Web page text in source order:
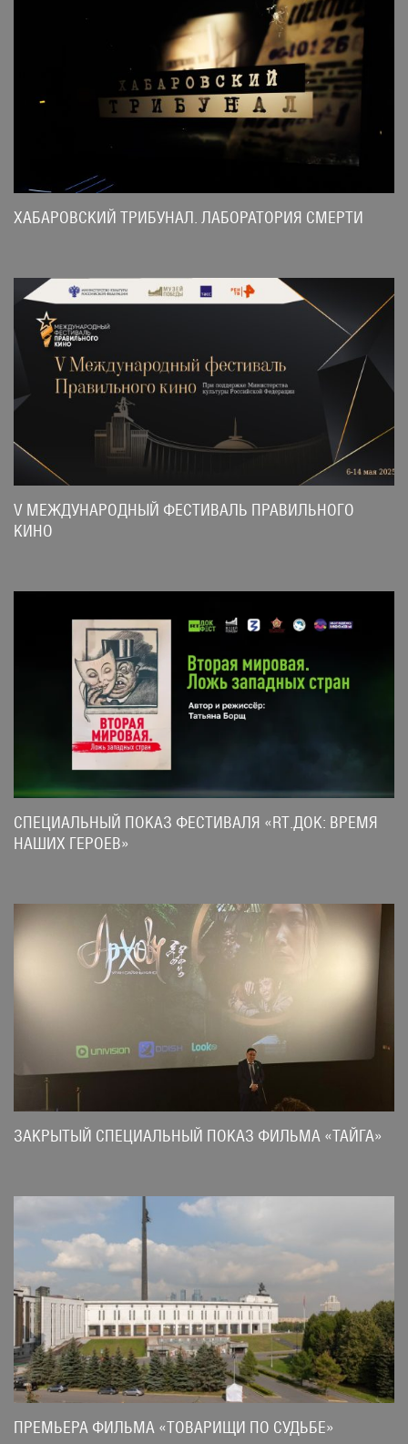
ХАБАРОВСКИЙ ТРИБУНАЛ. ЛАБОРАТОРИЯ СМЕРТИ
V МЕЖДУНАРОДНЫЙ ФЕСТИВАЛЬ ПРАВИЛЬНОГО
КИНО
СПЕЦИАЛЬНЫЙ ПОКАЗ ФЕСТИВАЛЯ «RT.ДОК: ВРЕМЯ
НАШИХ ГЕРОЕВ»
ЗАКРЫТЫЙ СПЕЦИАЛЬНЫЙ ПОКАЗ ФИЛЬМА «ТАЙГА»
ПРЕМЬЕРА ФИЛЬМА «ТОВАРИЩИ ПО СУДЬБЕ»